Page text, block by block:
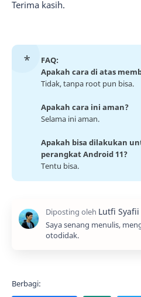
Terima kasih.
FAQ:
Apakah cara di atas
Tidak, tanpa root pun bisa.
Apakah cara ini aman?
Selama ini aman.
Apakah bisa dilakukan
perangkat Android 11?
Tentu bisa.
Saya senang menulis,
otodidak.